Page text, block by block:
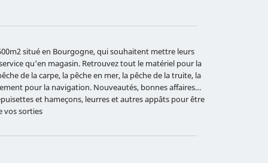
situé en Bourgogne, qui souhaitent mettre leurs
qu'en magasin. Retrouvez tout le matériel pour la
de la carpe, la pêche en mer, la pêche de la truite, la
pour la navigation. Nouveautés, bonnes affaires…
et hameçons, leurres et autres appâts pour être
vos sorties